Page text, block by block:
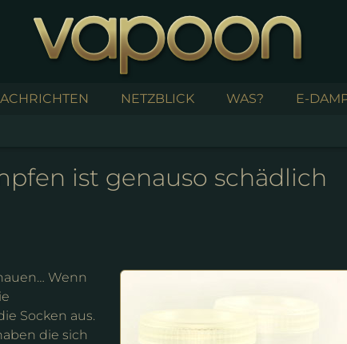
NETZBLICK WAS? E-
ist genauso schädlich
Wenn
Socken aus.
die sich